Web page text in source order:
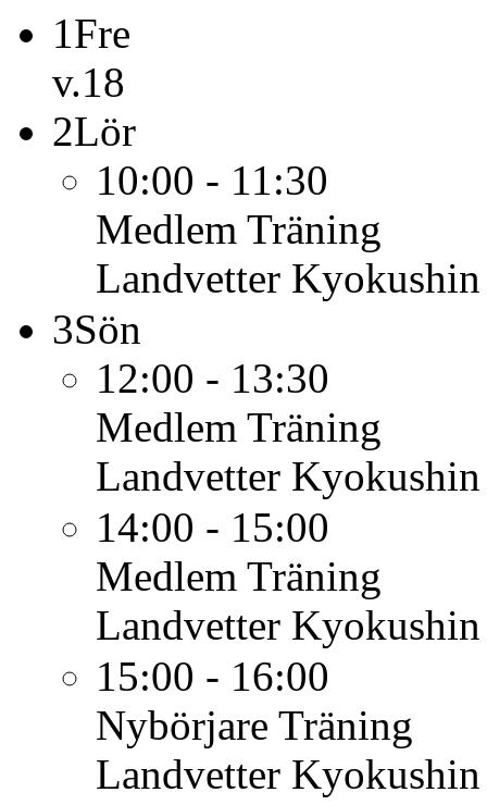
1Fre
v.18
2Lör
10:00 - 11:30
Medlem Träning
Landvetter
3Sön
12:00 - 13:30
Medlem Träning
Landvetter
14:00 - 15:00
Medlem Träning
Landvetter
15:00 - 16:00
Nybörjare Träning
Landvetter